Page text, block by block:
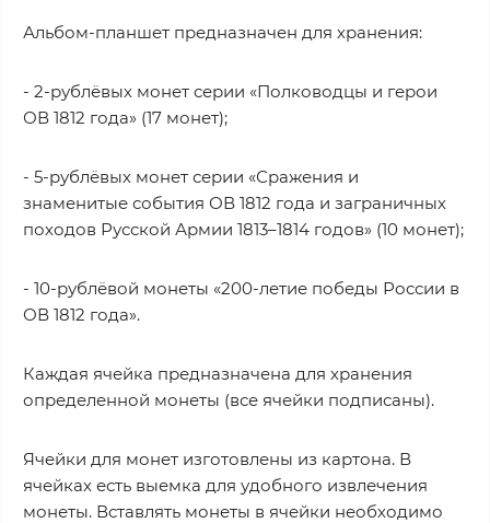
Альбом-планшет предназначен для хранения:
- 2-рублёвых монет серии «Полководцы и герои
ОВ 1812 года» (17 монет);
- 5-рублёвых монет серии «Сражения и
знаменитые события ОВ 1812 года и заграничных
походов Русской Армии 1813–1814 годов» (10 монет);
- 10-рублёвой монеты «200-летие победы России в
ОВ 1812 года».
Каждая ячейка предназначена для хранения
определенной монеты (все ячейки подписаны).
Ячейки для монет изготовлены из картона. В
ячейках есть выемка для удобного извлечения
монеты. Вставлять монеты в ячейки необходимо